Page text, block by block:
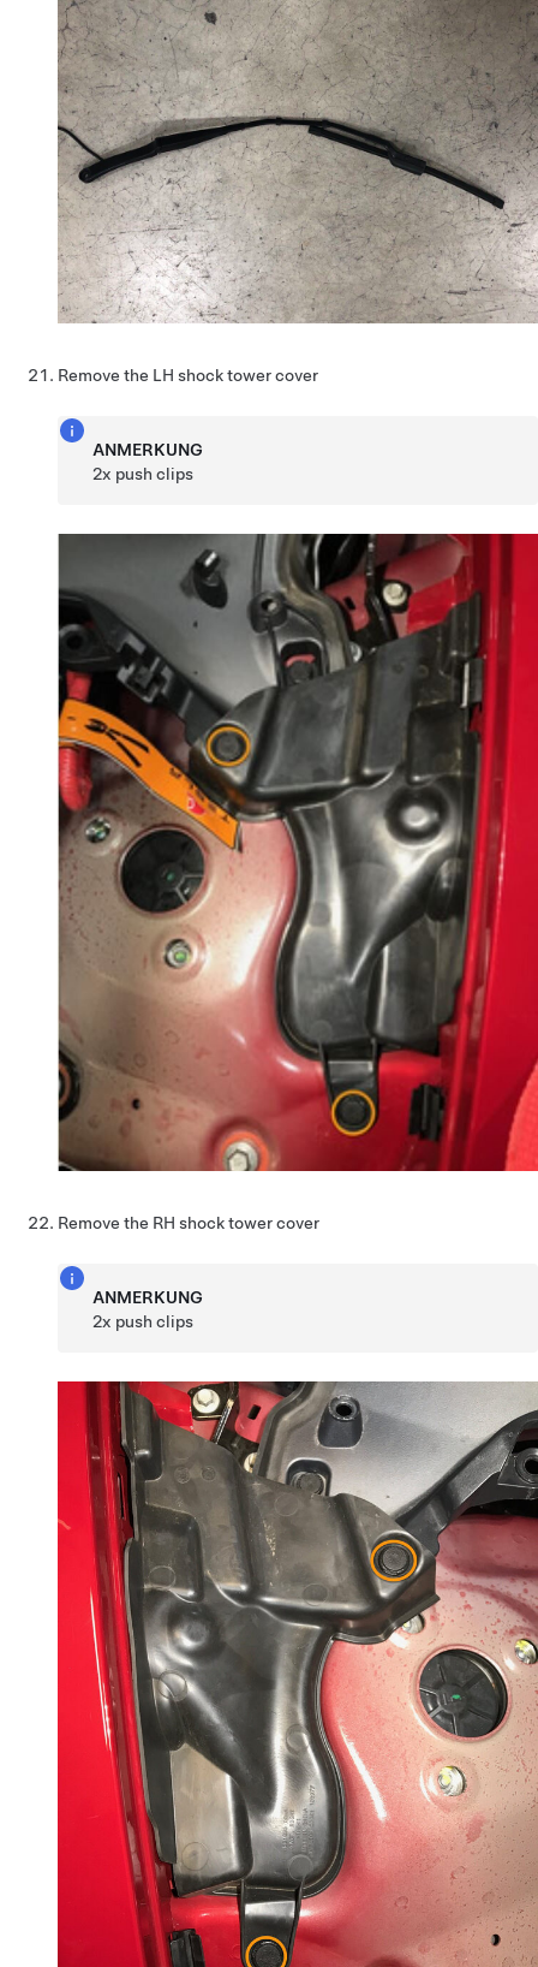
Remove the LH shock tower cover
ANMERKUNG
2x push clips
Remove the RH shock tower cover
ANMERKUNG
2x push clips